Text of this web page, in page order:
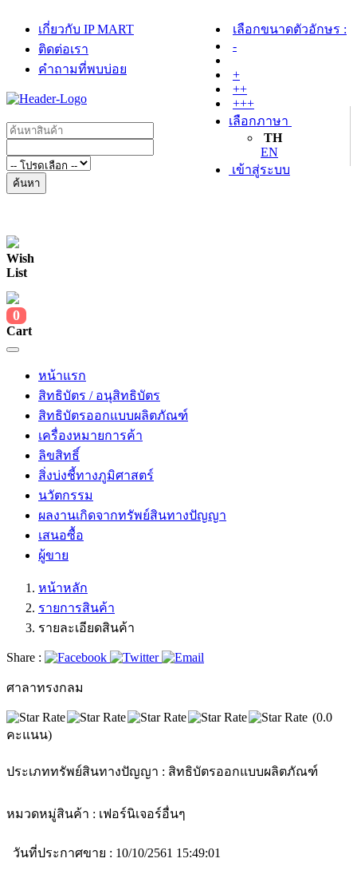
เกี่ยวกับ IP MART
ติดต่อเรา
คำถามที่พบบ่อย
เลือกขนาดตัวอักษร :
-
+
++
+++
เลือกภาษา
TH
EN
เข้าสู่ระบบ
ค้นหา
Wish
List
0
Cart
หน้าแรก
สิทธิบัตร / อนุสิทธิบัตร
สิทธิบัตรออกแบบผลิตภัณฑ์
เครื่องหมายการค้า
ลิขสิทธิ์
สิ่งบ่งชี้ทางภูมิศาสตร์
นวัตกรรม
ผลงานเกิดจากทรัพย์สินทางปัญญา
เสนอซื้อ
ผู้ขาย
หน้าหลัก
รายการสินค้า
รายละเอียดสินค้า
Share :
ศาลาทรงกลม
(0.0
คะแนน)
ประเภททรัพย์สินทางปัญญา : สิทธิบัตรออกแบบผลิตภัณฑ์
หมวดหมู่สินค้า : เฟอร์นิเจอร์อื่นๆ
วันที่ประกาศขาย : 10/10/2561 15:49:01